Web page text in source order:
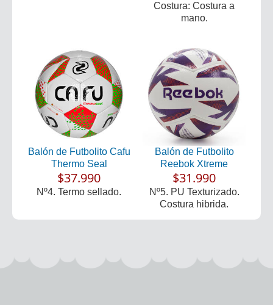
Costura: Costura a
mano.
Balón de Futbolito Cafu
Thermo Seal
$37.990
Nº4. Termo sellado.
Balón de Futbolito
Reebok Xtreme
$31.990
Nº5. PU Texturizado.
Costura hibrida.